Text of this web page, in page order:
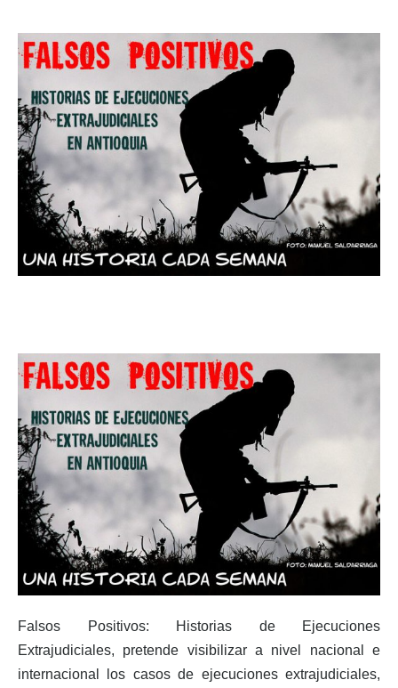
Falsos Positivos: Historias de Ejecuciones
Extrajudiciales, pretende visibilizar a nivel nacional e
internacional los casos de ejecuciones extrajudiciales,